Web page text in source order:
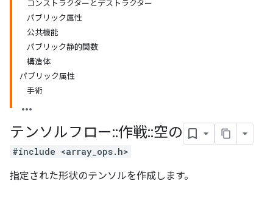
コンストラクターとデストラクター
パブリック属性
公共機能
パブリック静的関数
構造体
パブリック属性
手術
テンソルフロー::作戦::空の
#include <array_ops.h>
指定された形状のテンソルを作成します。